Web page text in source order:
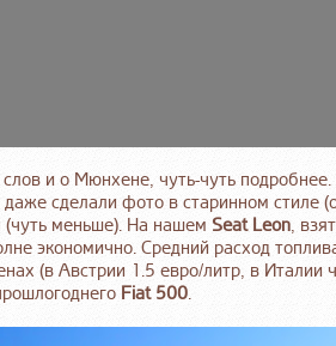
слов и о Мюнхене, чуть-чуть
даже сделали фото в старинном стиле
меньше). На нашем Seat Leon,
экономично. Средний расход
(в Австрии 1.5 евро/литр, в Италии
Fiat 500.